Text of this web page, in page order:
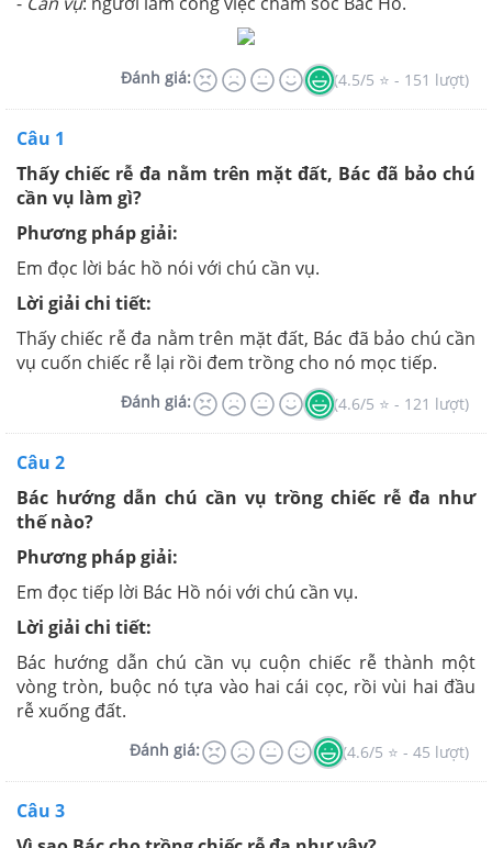
Đánh giá: (4.5/5 ⭐ - 151 lượt)
Câu 1
Thấy chiếc rễ đa nằm trên mặt đất, Bác đã bảo chú
cần vụ làm gì?
Phương pháp giải:
Em đọc lời bác hồ nói với chú cần vụ.
Lời giải chi tiết:
Thấy chiếc rễ đa nằm trên mặt đất, Bác đã bảo chú cần
vụ cuốn chiếc rễ lại rồi đem trồng cho nó mọc tiếp.
Đánh giá: (4.6/5 ⭐ - 121 lượt)
Câu 2
Bác hướng dẫn chú cần vụ trồng chiếc rễ đa như
thế nào?
Phương pháp giải:
Em đọc tiếp lời Bác Hồ nói với chú cần vụ.
Lời giải chi tiết:
Bác hướng dẫn chú cần vụ cuộn chiếc rễ thành một
vòng tròn, buộc nó tựa vào hai cái cọc, rồi vùi hai đầu
rễ xuống đất.
Đánh giá: (4.6/5 ⭐ - 45 lượt)
Câu 3